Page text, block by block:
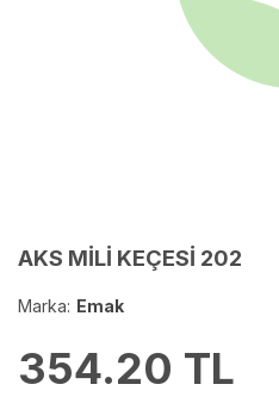
AKS MİLİ KEÇESİ 202
Marka: Emak
354.20 TL